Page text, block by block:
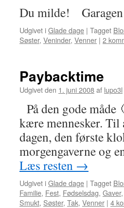
Du milde! Garagen
Udgivet iGlade dage | Tagget
Søster, Veninder, Venner | 2
Paybacktime
Udgivet den 1. juni 2008af lupo3l
På den gode
kære mennesker. Til
dagen, den første
morgengaverne og
Læs resten →
Udgivet iGlade dage | Tagget
Familie, Fest, Fødselsdag, Gaver,
Smukt, Søster, Tak, Venner | 4